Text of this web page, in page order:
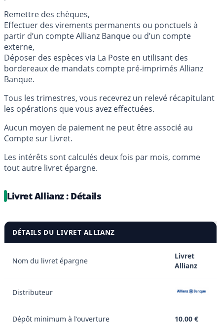
Remettre des chèques,
Effectuer des virements permanents ou ponctuels à
partir d’un compte Allianz Banque ou d’un compte
externe,
Déposer des espèces via La Poste en utilisant des
bordereaux de mandats compte pré-imprimés Allianz
Banque.
Tous les trimestres, vous recevrez un relevé récapitulant
les opérations que vous avez effectuées.
Aucun moyen de paiement ne peut être associé au
Compte sur Livret.
Les intérêts sont calculés deux fois par mois, comme
tout autre livret épargne.
Livret Allianz : Détails
DÉTAILS DU LIVRET ALLIANZ
Nom du livret épargne
Livret
Allianz
Distributeur
Dépôt minimum à l'ouverture 10.00 €